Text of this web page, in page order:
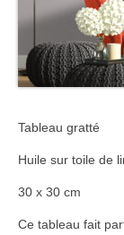
Tableau gratté
Huile sur toile de
30 x 30 cm
Ce tableau fait